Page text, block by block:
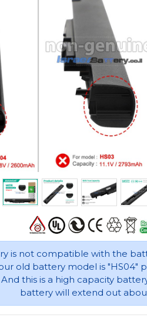
is not compatible with the
old battery model is "HS04"
this is a high capacity
battery will extend out